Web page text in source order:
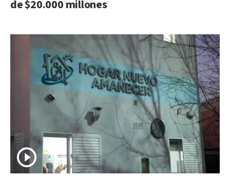
de $20.000 millones